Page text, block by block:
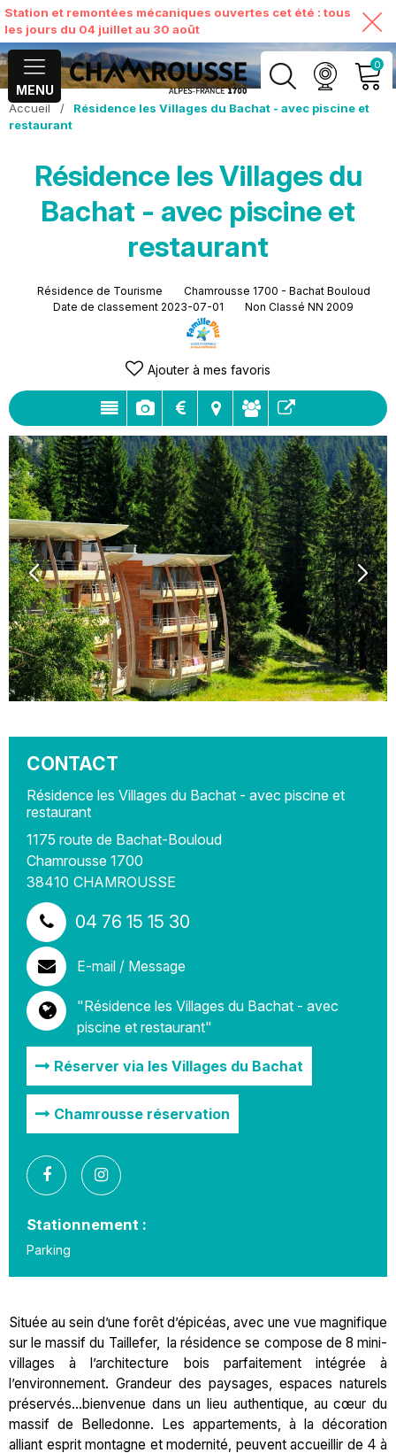
Station et remontées mécaniques ouvertes cet été : tous
les jours du 04 juillet au 30 août
MENU
0
MON COMPTE
VOIR MON PANIER
Accueil /
Résidence les Villages du Bachat - avec piscine et
restaurant
Résidence les Villages du
Bachat - avec piscine et
restaurant
Résidence de Tourisme
Chamrousse 1700 - Bachat Bouloud
Date de classement 2023-07-01 Non Classé NN 2009
Ajouter à mes favoris
CONTACT
Résidence les Villages du Bachat - avec piscine et
restaurant
1175 route de Bachat-Bouloud
Chamrousse 1700
38410 CHAMROUSSE
04 76 15 15 30
E-mail / Message
"Résidence les Villages du Bachat - avec
piscine et restaurant"
Réserver via les Villages du Bachat
Chamrousse réservation
Stationnement :
Parking
Située au sein d’une forêt d’épicéas, avec une vue magnifique
sur le massif du Taillefer, la résidence se compose de 8 mini-
villages à l’architecture bois parfaitement intégrée à
l’environnement. Grandeur des paysages, espaces naturels
préservés…bienvenue dans un lieu authentique, au cœur du
massif de Belledonne. Les appartements, à la décoration
alliant esprit montagne et modernité, peuvent accueillir de 4 à